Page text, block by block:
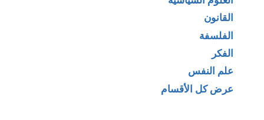
القانون
الفلسفة
الفكر
علم النفس
عرض كل الأقسام